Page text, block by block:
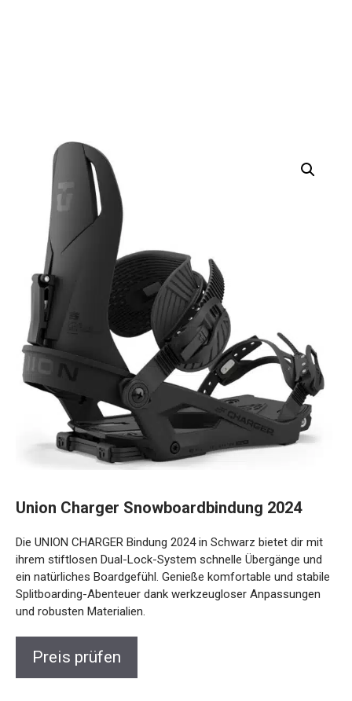
ihrem stiftlosen Dual-Lock-System schnelle Übergänge und
ein natürliches Boardgefühl. Genieße komfortable und
stabile Splitboarding-Abenteuer dank werkzeugloser
Anpassungen und robusten Materialien.
Preis prüfen